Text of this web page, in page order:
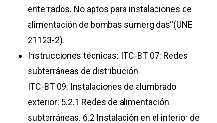
enterrados. No aptos para instalaciones de
alimentación de bombas sumergidas“(UNE
21123-2).
Instrucciones técnicas: ITC-BT 07: Redes
subterráneas de distribución;
ITC-BT 09: Instalaciones de alumbrado
exterior: 5.2.1 Redes de alimentación
subterráneas. 6.2 Instalación en el interior de